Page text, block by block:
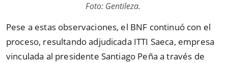
Foto: Gentileza.
Pese a estas observaciones, el BNF continuó con el
proceso, resultando adjudicada ITTI Saeca, empresa
vinculada al presidente Santiago Peña a través de